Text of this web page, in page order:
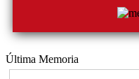
Última Memoria